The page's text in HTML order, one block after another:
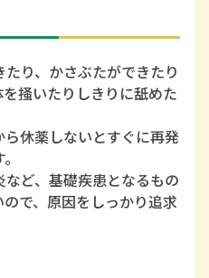
り、かさぶたができたり
掻いたりしきりに舐めた
休薬しないとすぐに再発
ど、基礎疾患となるもの
で、原因をしっかり追求